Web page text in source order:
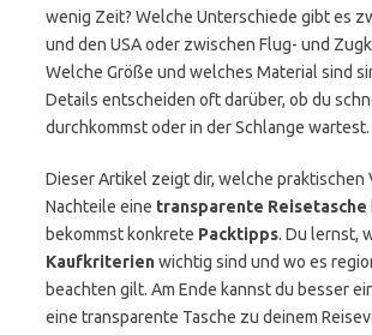
wenig Zeit? Welche Unterschiede gibt es
und den USA oder zwischen Flug- und
Welche Größe und welches Material sind
Details entscheiden oft darüber, ob du
durchkommst oder in der Schlange wartest.
Dieser Artikel zeigt dir, welche praktischen
Nachteile eine transparente Reisetasche
bekommst konkrete Packtipps. Du lernst,
Kaufkriterienwichtig sind und wo es
beachten gilt. Am Ende kannst du besser
eine transparente Tasche zu deinem